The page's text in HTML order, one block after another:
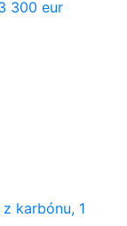
300 eur
karbónu, 1